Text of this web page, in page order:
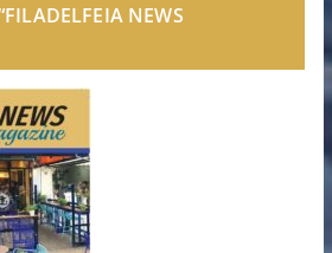
NEWS